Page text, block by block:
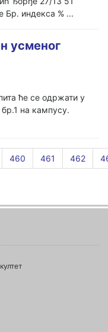
Бр. индекса % ...
усменог
ће се одржати у
на кампусу.
460 461 462